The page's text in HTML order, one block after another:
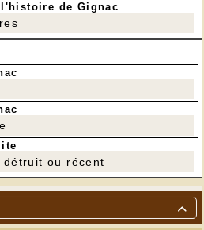

de Gignac
ou récent